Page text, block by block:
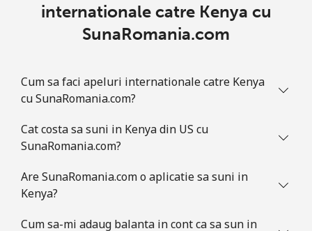
internationale catre Kenya cu
SunaRomania.com
Cum sa faci apeluri internationale catre Kenya
cu SunaRomania.com?
Cat costa sa suni in Kenya din US cu
SunaRomania.com?
Are SunaRomania.com o aplicatie sa suni in
Kenya?
Cum sa-mi adaug balanta in cont ca sa sun in